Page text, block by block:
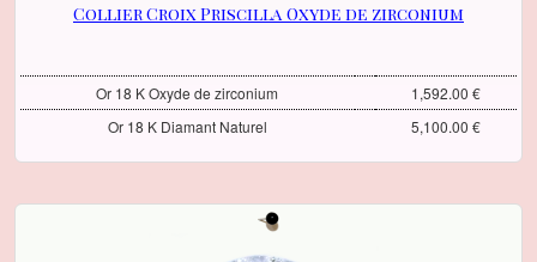
Collier Croix Priscilla Oxyde de zirconium
Or 18 K Oxyde de zirconium
1,592.00 €
Or 18 K Diamant Naturel
5,100.00 €